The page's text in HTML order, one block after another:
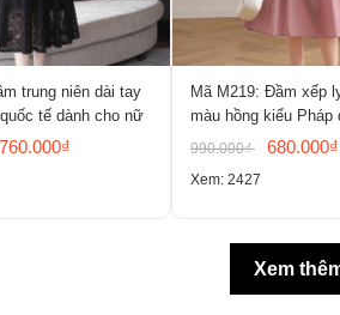
trung niên dài tay
tế dành cho nữ
760.000₫
Mã M219: Đầm xếp
màu hồng kiểu Pháp
mẫu đầm hè
990.000₫ 680.000₫
Xem: 2427
Xem